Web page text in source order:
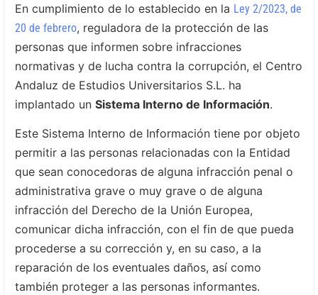
En cumplimiento de lo establecido en la Ley 2/2023, de
20 de febrero, reguladora de la protección de las
personas que informen sobre infracciones
normativas y de lucha contra la corrupción, el Centro
Andaluz de Estudios Universitarios S.L. ha
implantado un Sistema Interno de Información.
Este Sistema Interno de Información tiene por objeto
permitir a las personas relacionadas con la Entidad
que sean conocedoras de alguna infracción penal o
administrativa grave o muy grave o de alguna
infracción del Derecho de la Unión Europea,
comunicar dicha infracción, con el fin de que pueda
procederse a su corrección y, en su caso, a la
reparación de los eventuales daños, así como
también proteger a las personas informantes.